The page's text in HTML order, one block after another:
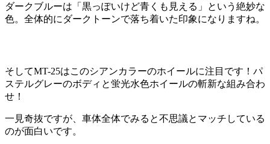
ダークブルーは「黒っぽいけど青くも見える」という絶妙な
色。全体的にダークトーンで落ち着いた印象になりますね。
そしてMT-25はこのシアンカラーのホイールに注目です！パ
ステルグレーのボディと蛍光水色ホイールの斬新な組み合わ
せ！
一見奇抜ですが、車体全体でみると不思議とマッチしている
のが面白いです。